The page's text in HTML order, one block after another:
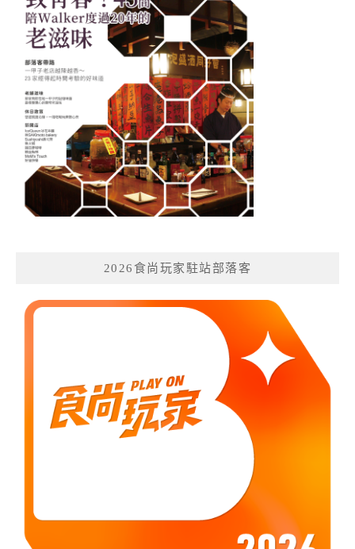
2026食尚玩家駐站部落客